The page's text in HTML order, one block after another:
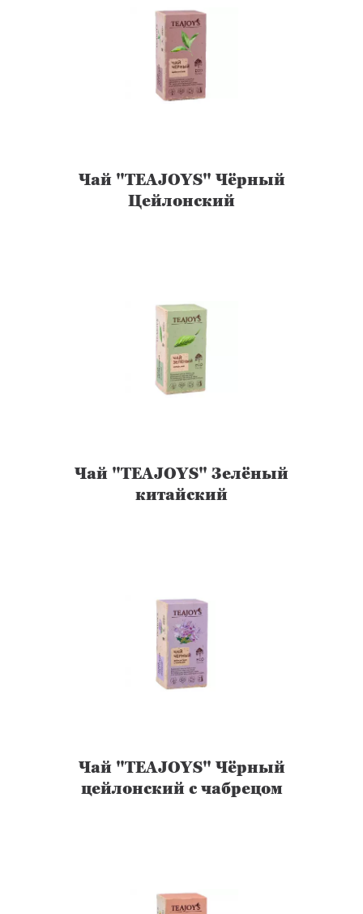
Чай "TEAJOYS" Чёрный
Цейлонский
Чай "TEAJOYS" Зелёный
китайский
Чай "TEAJOYS" Чёрный
цейлонский с чабрецом